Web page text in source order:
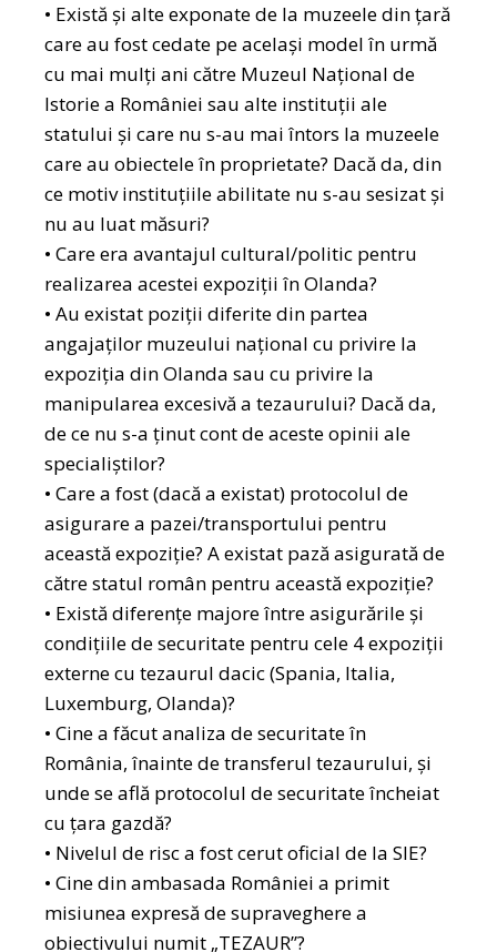
• Există și alte exponate de la muzeele din țară
care au fost cedate pe același model în urmă
cu mai mulți ani către Muzeul Național de
Istorie a României sau alte instituții ale
statului și care nu s-au mai întors la muzeele
care au obiectele în proprietate? Dacă da, din
ce motiv instituțiile abilitate nu s-au sesizat și
nu au luat măsuri?
• Care era avantajul cultural/politic pentru
realizarea acestei expoziții în Olanda?
• ⁠Au existat poziții diferite din partea
angajaților muzeului național cu privire la
expoziția din Olanda sau cu privire la
manipularea excesivă a tezaurului? Dacă da,
de ce nu s-a ținut cont de aceste opinii ale
specialiștilor?
• Care a fost (dacă a existat) protocolul de
asigurare a pazei/transportului pentru
această expoziție? A existat pază asigurată de
către statul român pentru această expoziție?
• ⁠⁠Există diferențe majore între asigurările și
condițiile de securitate pentru cele 4 expoziții
externe cu tezaurul dacic (Spania, Italia,
Luxemburg, Olanda)?
• Cine a făcut analiza de securitate în
România, înainte de transferul tezaurului, și
unde se află protocolul de securitate încheiat
cu țara gazdă?
• Nivelul de risc a fost cerut oficial de la SIE?
• Cine din ambasada României a primit
misiunea expresă de supraveghere a
obiectivului numit „TEZAUR”?